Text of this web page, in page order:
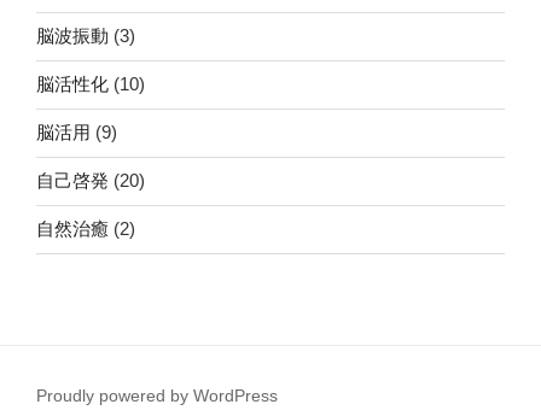
脳波振動 (3)
脳活性化 (10)
脳活用 (9)
自己啓発 (20)
自然治癒 (2)
Proudly powered by WordPress